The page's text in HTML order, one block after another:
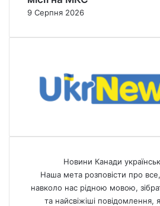
9 Серпня 2026
Новини Канади
Наша мета розповісти про
навколо нас рідною мовою,
та найсвіжіші повідомлення,